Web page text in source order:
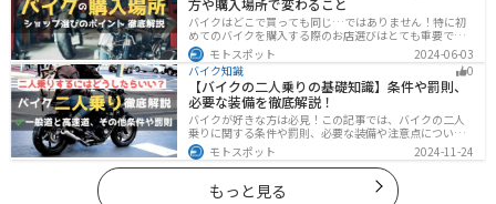
方や購入場所で変わること
バイクはどこで買っても同じ…ではありません！特に初
めてのバイクを購入する際のお店選びはとても重要で
す。どんなお店で購入するのがベストなのか？失敗しな
いお店選びのポイントをまとめます。
モトスポット
2024-06-03
バイク知識
0
【バイクの二人乗りの基礎知識】条件や罰則、
必要な装備を徹底解説！
バイクが好きな方は必見！この記事では、バイクの二人
乗りに関する条件や罰則、必要な装備や注意点について
解説しています。実はバイクの二人乗りを安全に楽しむ
ためには、条件やルールを知ることが大切です。この記
事を読めば、安全で快適なライディングを楽しめます。
モトスポット 2024-11-24
もっと見る